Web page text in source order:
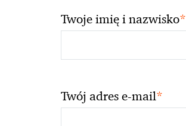
Twoje imię i nazwisko*
Twój adres e-mail*